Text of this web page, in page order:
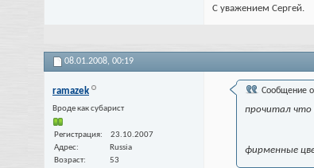
С уважением Сергей.
08.01.2008, 00:19
ramazek
Вроде как субарист
Регистрация
23.10.2007
Адрес
Russia
Возраст
53
Сообщение
прочитал
фирменные